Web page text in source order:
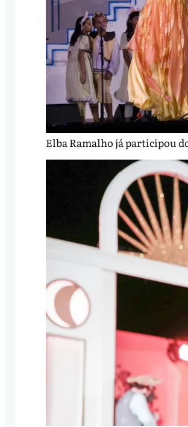
Elba Ramalho já participou